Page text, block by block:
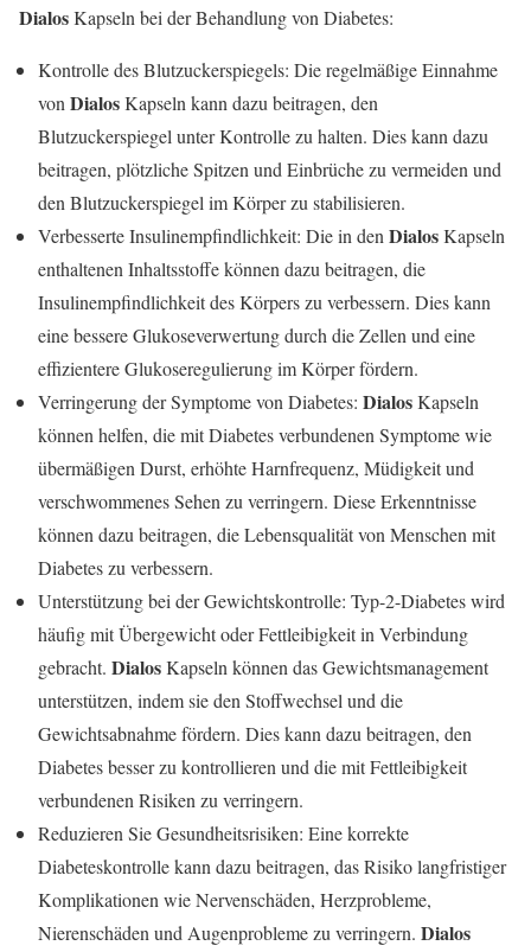
DialosKapseln bei der Behandlung von Diabetes:
Kontrolle des Blutzuckerspiegels: Die regelmäßige Einnahme
von DialosKapseln kann dazu beitragen, den
Blutzuckerspiegel unter Kontrolle zu halten. Dies kann dazu
beitragen, plötzliche Spitzen und Einbrüche zu vermeiden und
den Blutzuckerspiegel im Körper zu stabilisieren.
Verbesserte Insulinempfindlichkeit: Die in den DialosKapseln
enthaltenen Inhaltsstoffe können dazu beitragen, die
Insulinempfindlichkeit des Körpers zu verbessern. Dies kann
eine bessere Glukoseverwertung durch die Zellen und eine
effizientere Glukoseregulierung im Körper fördern.
Verringerung der Symptome von Diabetes: DialosKapseln
können helfen, die mit Diabetes verbundenen Symptome wie
übermäßigen Durst, erhöhte Harnfrequenz, Müdigkeit und
verschwommenes Sehen zu verringern. Diese Erkenntnisse
können dazu beitragen, die Lebensqualität von Menschen mit
Diabetes zu verbessern.
Unterstützung bei der Gewichtskontrolle: Typ-2-Diabetes wird
häufig mit Übergewicht oder Fettleibigkeit in Verbindung
gebracht. DialosKapseln können das Gewichtsmanagement
unterstützen, indem sie den Stoffwechsel und die
Gewichtsabnahme fördern. Dies kann dazu beitragen, den
Diabetes besser zu kontrollieren und die mit Fettleibigkeit
verbundenen Risiken zu verringern.
Reduzieren Sie Gesundheitsrisiken: Eine korrekte
Diabeteskontrolle kann dazu beitragen, das Risiko langfristiger
Komplikationen wie Nervenschäden, Herzprobleme,
Nierenschäden und Augenprobleme zu verringern. Dialos